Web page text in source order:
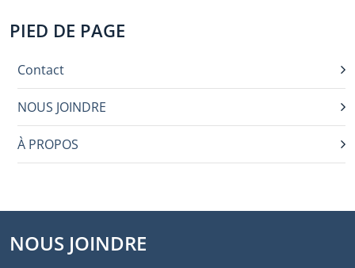
PIED DE PAGE
Contact
NOUS JOINDRE
À PROPOS
NOUS JOINDRE